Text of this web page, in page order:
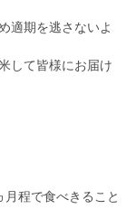
適期を逃さないよ
して皆様にお届け
程で食べきること